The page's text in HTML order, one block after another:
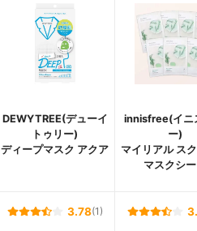
DEWYTREE(デューイ
トゥリー)
ディープマスク アクア
innisfree(イニ
ー)
マイリアル ス
マスクシ
3.78(1)